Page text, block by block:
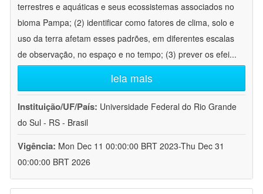
terrestres e aquáticas e seus ecossistemas associados no
bioma Pampa; (2) identificar como fatores de clima, solo e
uso da terra afetam esses padrões, em diferentes escalas
de observação, no espaço e no tempo; (3) prever os efei...
leia mais
Instituição/UF/País: Universidade Federal do Rio Grande
do Sul - RS - Brasil
Vigência: Mon Dec 11 00:00:00 BRT 2023-Thu Dec 31
00:00:00 BRT 2026